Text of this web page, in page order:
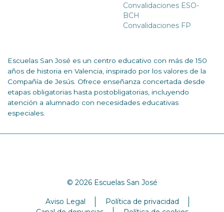
Convalidaciones ESO-
BCH
Convalidaciones FP
Escuelas San José es un centro educativo con más de 150
años de historia en Valencia, inspirado por los valores de la
Compañía de Jesús. Ofrece enseñanza concertada desde
etapas obligatorias hasta postobligatorias, incluyendo
atención a alumnado con necesidades educativas
especiales.
© 2026 Escuelas San José
Aviso Legal
Política de privacidad